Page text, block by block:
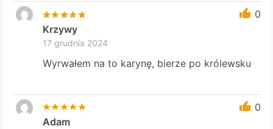
0
Krzywy
17 grudnia 2024
Wyrwałem na to karynę, bierze po królewsku
0
Adam